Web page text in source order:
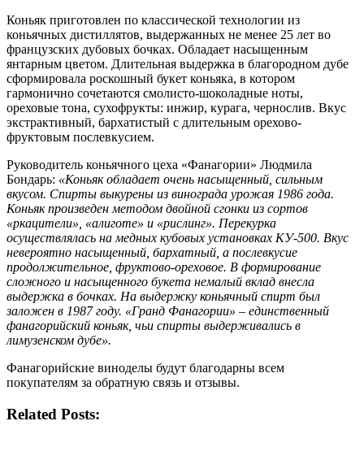
Коньяк приготовлен по классической технологии из
коньячных дистиллятов, выдержанных не менее 25 лет во
французских дубовых бочках. Обладает насыщенным
янтарным цветом. Длительная выдержка в благородном дубе
сформировала роскошный букет коньяка, в котором
гармонично сочетаются смолисто-шоколадные ноты,
ореховые тона, сухофрукты: инжир, курага, чернослив. Вкус
экстрактивный, бархатистый с длительным орехово-
фруктовым послевкусием.
Руководитель коньячного цеха «Фанагории» Людмила
Бондарь: «Коньяк обладает очень насыщенный, сильным
вкусом. Спирты выкурены из винограда урожая 1986 года.
Коньяк произведен методом двойной сгонки из сортов
«ркацители», «алиготе» и «рислинг». Перекурка
осуществлялась на медных кубовых установках КУ-500. Вкус
невероятно насыщенный, бархатный, а послевкусие
продолжительное, фруктово-ореховое. В формирование
сложного и насыщенного букета немалый вклад внесла
выдержка в бочках. На выдержку коньячный спирт был
заложен в 1987 году. «Гранд Фанагории» – единственный
фанагорийский коньяк, чьи спирты выдерживались в
лимузенском дубе».
Фанагорийские виноделы будут благодарны всем
покупателям за обратную связь и отзывы.
Related Posts: